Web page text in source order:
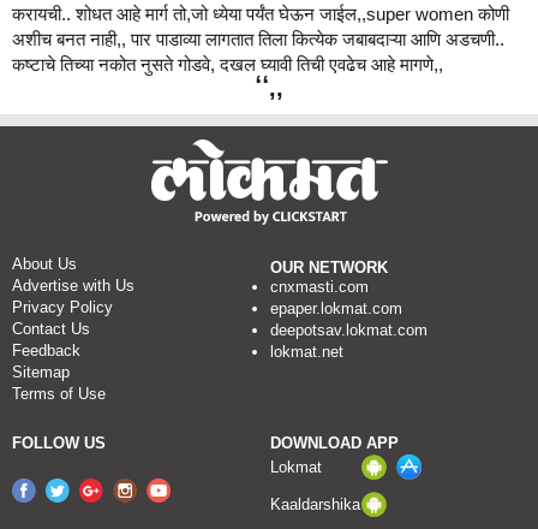
करायची.. शोधत आहे मार्ग तो,जो ध्येया पर्यंत घेऊन जाईल,,super women कोणी
अशीच बनत नाही,, पार पाडाव्या लागतात तिला कित्येक जबाबदाऱ्या आणि अडचणी..
कष्टाचे तिच्या नकोत नुसते गोडवे, दखल घ्यावी तिची एवढेच आहे मागणे,,
About Us
Advertise with Us
Privacy Policy
Contact Us
Feedback
Sitemap
Terms of Use
OUR NETWORK
cnxmasti.com
epaper.lokmat.com
deepotsav.lokmat.com
lokmat.net
FOLLOW US
DOWNLOAD APP
Lokmat
Kaaldarshika